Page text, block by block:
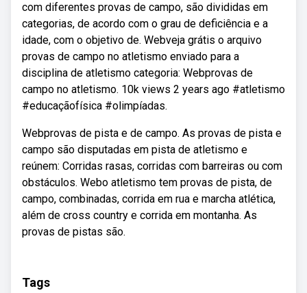
com diferentes provas de campo, são divididas em
categorias, de acordo com o grau de deficiência e a
idade, com o objetivo de. Webveja grátis o arquivo
provas de campo no atletismo enviado para a
disciplina de atletismo categoria: Webprovas de
campo no atletismo. 10k views 2 years ago #atletismo
#educaçãofísica #olimpíadas.
Webprovas de pista e de campo. As provas de pista e
campo são disputadas em pista de atletismo e
reúnem: Corridas rasas, corridas com barreiras ou com
obstáculos. Webo atletismo tem provas de pista, de
campo, combinadas, corrida em rua e marcha atlética,
além de cross country e corrida em montanha. As
provas de pistas são.
Tags